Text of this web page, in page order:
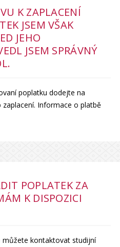
K ZAPLACENÍ
JSEM VŠAK
JEHO
JSEM SPRÁVNÝ
poplatku dodejte na
Informace o platbě
POPLATEK ZA
K DISPOZICI
můžete kontaktovat studijní